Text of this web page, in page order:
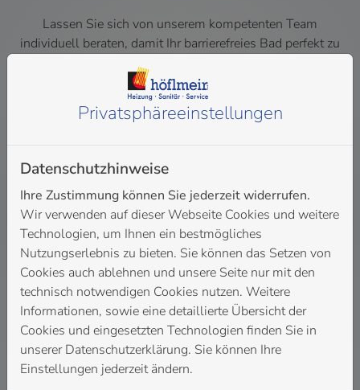
Lassen Sie sich von unserem kompetenten Team
individuell beraten, damit Ihr barrierefreies Bad perfekt zu
Ihren Bedürfnissen passt – und bei Bedarf einfach
anpassbar ist. Höflmeir GmbH ist Ihr Fachbetrieb fürs
Bad in Berkheim.
Unsere Kompetenzen
Individuelle & hochwertige Badplanung
Professionelle Installation
Privatsphäre­einstellungen
Datenschutzhinweise
Ihre Zustimmung können Sie jederzeit widerrufen.
Wir verwenden auf dieser Webseite Cookies und weitere
Technologien, um Ihnen ein bestmögliches
Nutzungserlebnis zu bieten. Sie können das Setzen von
Cookies auch ablehnen und unsere Seite nur mit den
technisch notwendigen Cookies nutzen. Weitere
Informationen, sowie eine detaillierte Übersicht der
Cookies und eingesetzten Technologien finden Sie in
unserer Datenschutzerklärung. Sie können Ihre
Einstellungen jederzeit ändern.